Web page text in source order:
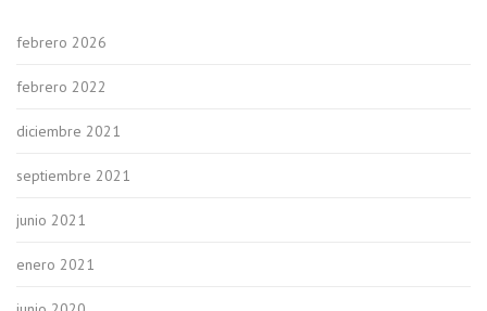
febrero 2026
febrero 2022
diciembre 2021
septiembre 2021
junio 2021
enero 2021